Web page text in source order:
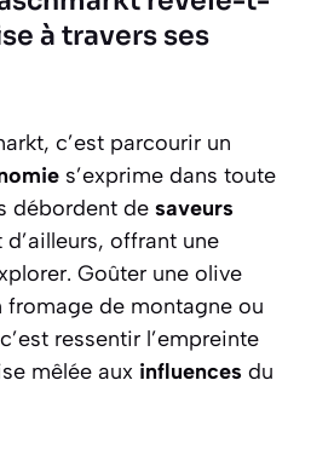
à travers ses
c’est parcourir un
s’exprime dans toute
débordent de saveurs
offrant une
Goûter une olive
fromage de montagne ou
ressentir l’empreinte
mêlée aux influences du